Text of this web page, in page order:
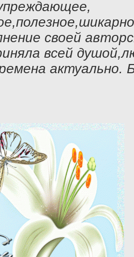
своей
всей
актуально.